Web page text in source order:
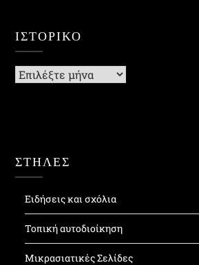
ΙΣΤΟΡΙΚΌ
Ιστορικό
ΣΤΗΛΕΣ
Ειδήσεις και σχόλια
Τοπική αυτοδιοίκηση
Μικρασιατικές Σελίδες